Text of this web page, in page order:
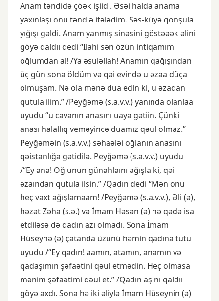
Anam təndidə çöək işiidi. Əsəi halda anama
yaxınlaşı onu təndiə itələdim. Səs-küyə qonşula
yığışı gəldi. Anam yanmış sinəsini göstəəək əlini
göyə qaldıı dedi “İlahi sən özün intiqamımı
oğlumdan al! /Ya əsuləllah! Anamın qağışından
üç gün sona öldüm və qəi evində u əzaa düça
olmuşam. Nə ola mənə dua edin ki, u əzadan
qutula ilim.” /Peyğəmə (s.a.v.v.) yanında olanlaa
uyudu “u cavanın anasını uaya gətiin. Çünki
anası halallıq veməyincə duamız qəul olmaz.”
Peyğəməin (s.a.v.v.) səhaələi oğlanın anasını
qəistanlığa gətidilə. Peyğəmə (s.a.v.v.) uyudu
/“Ey ana! Oğlunun günahlaını ağışla ki, qəi
əzaından qutula ilsin.” /Qadın dedi “Mən onu
heç vaxt ağışlamaam! /Peyğəmə (s.a.v.v.), Əli (ə),
həzət Zəha (s.ə.) və İmam Həsən (ə) nə qədə isa
etdiləsə də qadın azı olmadı. Sona İmam
Hüseynə (ə) çatanda üzünü həmin qadına tutu
uyudu /“Ey qadın! aamın, atamın, anamın və
qadaşımın şəfaətini qəul etmədin. Heç olmasa
mənim şəfaətimi qəul et.” /Qadın aşını qaldıı
göyə axdı. Sona hə iki əliylə İmam Hüseynin (ə)